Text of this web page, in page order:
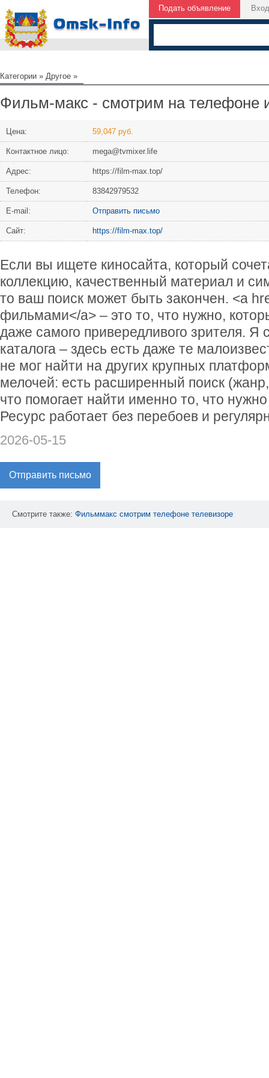
Подать объявление Вход
Категории » Другое »
Фильм-макс - смотрим на телефоне
Цена: 59,047 руб.
Контактное лицо: mega@tvmixer.life
Адрес: https://film-max.top/
Телефон: 83842979532
Е-mail: Отправить письмо
Сайт: https://film-max.top/
Если вы ищете киносайта, который
коллекцию, качественный материал и
то ваш поиск может быть закончен. <a
фильмами</a> – это то, что нужно,
даже самого привередливого зрителя. Я
каталога – здесь есть даже те
не мог найти на других крупных
мелочей: есть расширенный поиск (жанр,
что помогает найти именно то, что
Ресурс работает без перебоев и
2026-05-15
Отправить письмо
Смотрите также: Фильммакс смотрим телефоне телевизоре